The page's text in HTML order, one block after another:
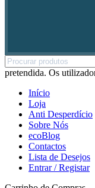
pretendida. Os
Início
Loja
Anti Desperdício
Sobre Nós
ecoBlog
Contactos
Lista de Desejos
Entrar / Registar